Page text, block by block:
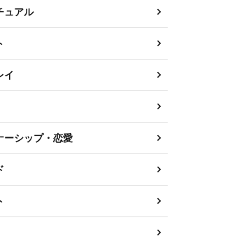
ュアル
イ
ーシップ・恋愛